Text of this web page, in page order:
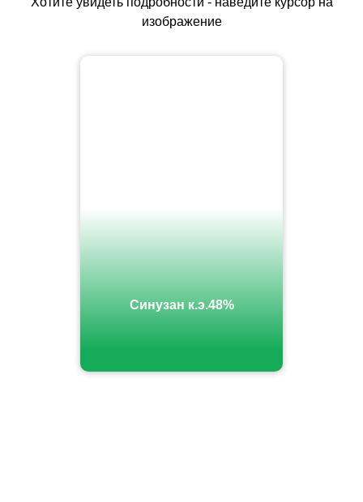
изображение
Синузан к.э.48%